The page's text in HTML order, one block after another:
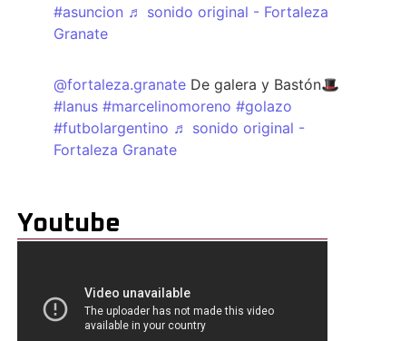
#asuncion ♬ sonido original - Fortaleza
Granate
@fortaleza.granate De galera y Bastón🎩
#lanus #marcelinomoreno #golazo
#futbolargentino ♬ sonido original -
Fortaleza Granate
Youtube